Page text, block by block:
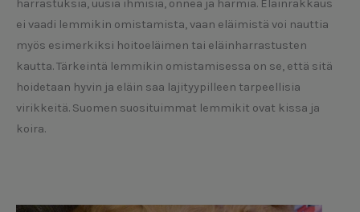
harrastuksia, uusia ihmisiä, onnea ja harmia. Eläinrakkaus
ei vaadi lemmikin omistamista, vaan eläimistä voi nauttia
myös esimerkiksi hoitoeläimen tai eläinharrastusten
kautta. Tärkeintä lemmikin omistamisessa on se, että sitä
hoidetaan hyvin ja eläin saa lajityypilleen tarpeellisia
virikkeitä. Suomen suosituimmat lemmikit ovat kissa ja
koira.